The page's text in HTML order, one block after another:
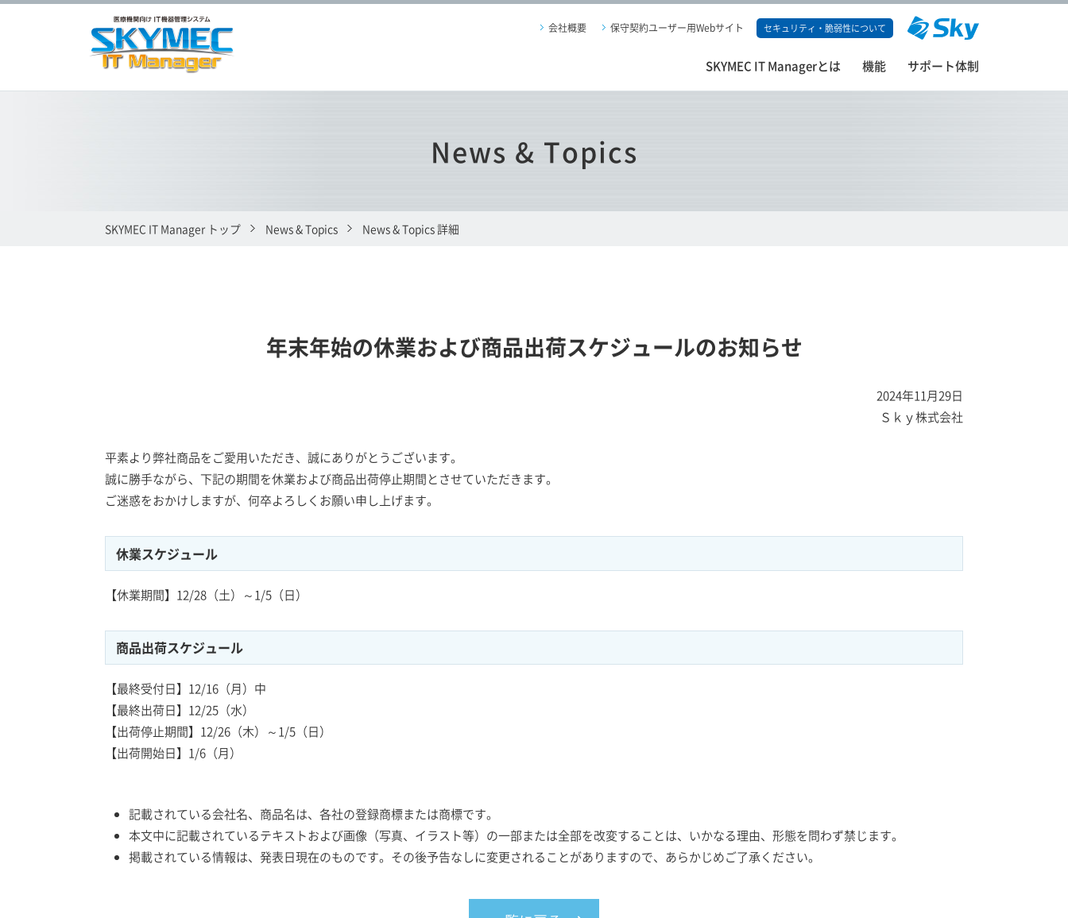
会社概要 保守契約ユーザー用Webサイト セキュリティ・脆弱性について
SKYMEC IT Managerとは 機能 サポート体制
News & Topics
SKYMEC IT Manager トップ News & Topics News & Topics 詳細
年末年始の休業および商品出荷スケジュールのお知らせ
2024年11月29日
Ｓｋｙ株式会社
平素より弊社商品をご愛用いただき、誠にありがとうございます。
誠に勝手ながら、下記の期間を休業および商品出荷停止期間とさせていただきます。
ご迷惑をおかけしますが、何卒よろしくお願い申し上げます。
休業スケジュール
【休業期間】12/28（土）～1/5（日）
商品出荷スケジュール
【最終受付日】12/16（月）中
【最終出荷日】12/25（水）
【出荷停止期間】12/26（木）～1/5（日）
【出荷開始日】1/6（月）
記載されている会社名、商品名は、各社の登録商標または商標です。
本文中に記載されているテキストおよび画像（写真、イラスト等）の一部または全部を改変することは、いかなる理由、形態を問わず禁じます。
掲載されている情報は、発表日現在のものです。その後予告なしに変更されることがありますので、あらかじめご了承ください。